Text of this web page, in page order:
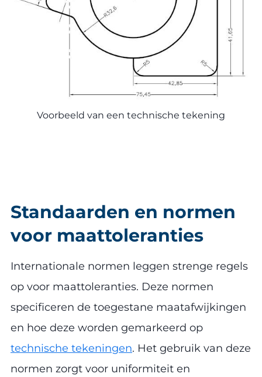
Voorbeeld van een technische tekening
Standaarden en normen
voor maattoleranties
Internationale normen leggen strenge regels
op voor maattoleranties. Deze normen
specificeren de toegestane maatafwijkingen
en hoe deze worden gemarkeerd op
technische tekeningen. Het gebruik van deze
normen zorgt voor uniformiteit en